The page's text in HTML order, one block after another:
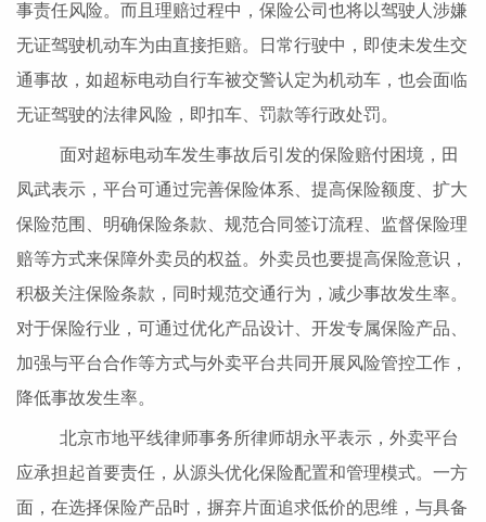
事责任风险。而且理赔过程中，保险公司也将以驾驶人涉嫌
无证驾驶机动车为由直接拒赔。日常行驶中，即使未发生交
通事故，如超标电动自行车被交警认定为机动车，也会面临
无证驾驶的法律风险，即扣车、罚款等行政处罚。
面对超标电动车发生事故后引发的保险赔付困境，田
凤武表示，平台可通过完善保险体系、提高保险额度、扩大
保险范围、明确保险条款、规范合同签订流程、监督保险理
赔等方式来保障外卖员的权益。外卖员也要提高保险意识，
积极关注保险条款，同时规范交通行为，减少事故发生率。
对于保险行业，可通过优化产品设计、开发专属保险产品、
加强与平台合作等方式与外卖平台共同开展风险管控工作，
降低事故发生率。
北京市地平线律师事务所律师胡永平表示，外卖平台
应承担起首要责任，从源头优化保险配置和管理模式。一方
面，在选择保险产品时，摒弃片面追求低价的思维，与具备